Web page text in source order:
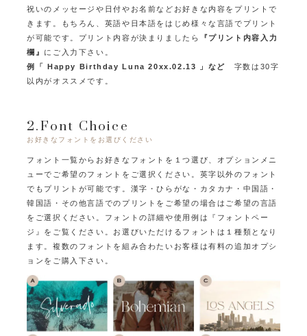
祝いのメッセージや日付やお名前などお好きな内容をプリントで
きます。
もちろん、英語や日本語をはじめ様々な言語でプリント
が可能です。 プリント内容が決まりましたら
『プリント内容入力
欄』 にご入力下さい。
例「 Happy Birthday Luna 20xx.02.13 」など 字数は30字
以内がオススメです。
2.Font Choice
お好きなフォントをお選びください
フォント一覧からお好きなフォントを１つ選び、オプションメニ
ューでご希望のフォントをご選択ください。 英字以外のフォント
でもプリントが可能です。 漢字・ひらがな・カタカナ・中国語・
韓国語・その他言語でのプリントをご希望の場合はご希望の言語
をご選択ください。
フォントの詳細や使用例は『フォントペー
ジ』をご覧ください。 お選びいただけるフォントは１種類となり
ます。 複数のフォントを組み合わたいお客様は有料の追加オプシ
ョンをご購入下さい。